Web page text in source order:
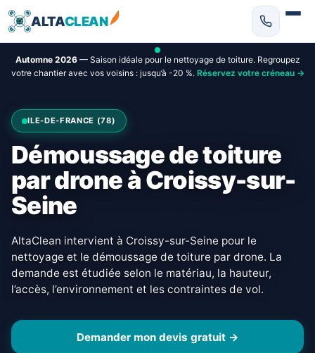
ALTACLEAN
Automne 2026— Saison idéale pour le nettoyage de toiture. Regroupez
votre chantier avec vos voisins : jusqu’à -20 %. Réservez votre créneau →
ILE-DE-FRANCE (78)
Démoussage de toiture
par drone à Croissy-sur-
Seine
AltaClean intervient à Croissy-sur-Seine pour le
nettoyage et le démoussage de toiture par drone. La
demande est étudiée selon le matériau, la hauteur,
l’accès, l’environnement et les contraintes de vol.
Demander mon devis gratuit →